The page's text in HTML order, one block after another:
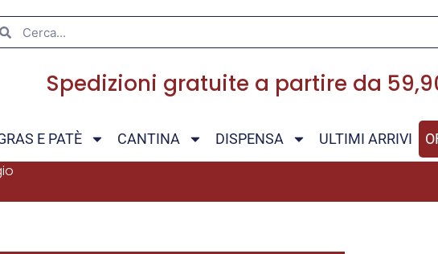
Spedizioni gratuite a partire da
E PATÈ CANTINA DISPENSA ULTIMI ARRIVI